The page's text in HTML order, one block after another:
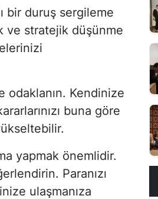
bir duruş sergileme
ve stratejik düşünme
odaklanın. Kendinize
buna göre
yapmak önemlidir.
Paranızı
ulaşmanıza